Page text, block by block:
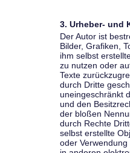
3. Urheber- und
Der Autor ist
Bilder, Grafiken,
ihm selbst
zu nutzen oder
Texte
durch Dritte
uneingeschränkt
und den
der bloßen
durch Rechte
selbst erstellte
oder